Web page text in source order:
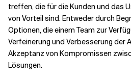
treffen, die für die Kunden und das
von Vorteil sind. Entweder durch
Optionen, die einem Team zur
Verfeinerung und Verbesserung der
Akzeptanz von Kompromissen
Lösungen.